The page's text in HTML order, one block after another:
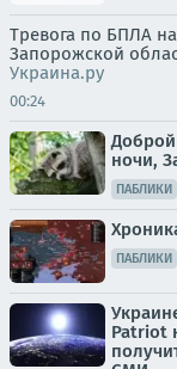
Тревога по БПЛА
Запорожской
Украина.ру
00:24
ночи,
ПАБЛИКИ
ПАБЛИКИ
Patriot